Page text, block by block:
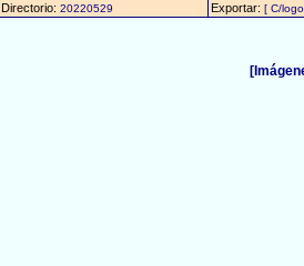
Directorio: 20220529 Exportar: [ C/